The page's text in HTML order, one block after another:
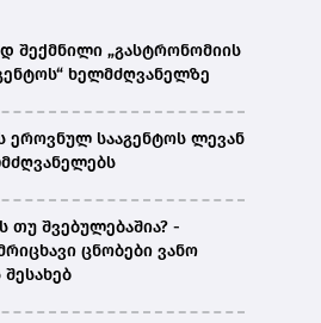
შექმნილი „გასტრონომიის
ხელმძღვანელზე
ეროვნულ სააგენტოს ლევან
თუ შვებულებაშია? -
ცნობები ვანო